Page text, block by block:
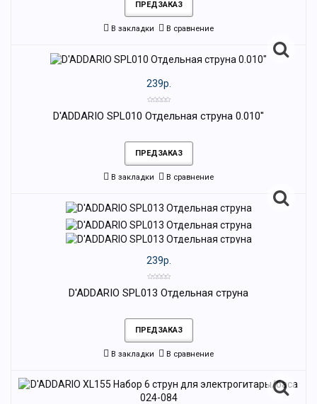
ПРЕДЗАКАЗ
В закладки В сравнение
239р.
D'ADDARIO SPL010 Отдельная струна 0.010"
ПРЕДЗАКАЗ
В закладки В сравнение
239р.
D'ADDARIO SPL013 Отдельная струна
ПРЕДЗАКАЗ
В закладки В сравнение